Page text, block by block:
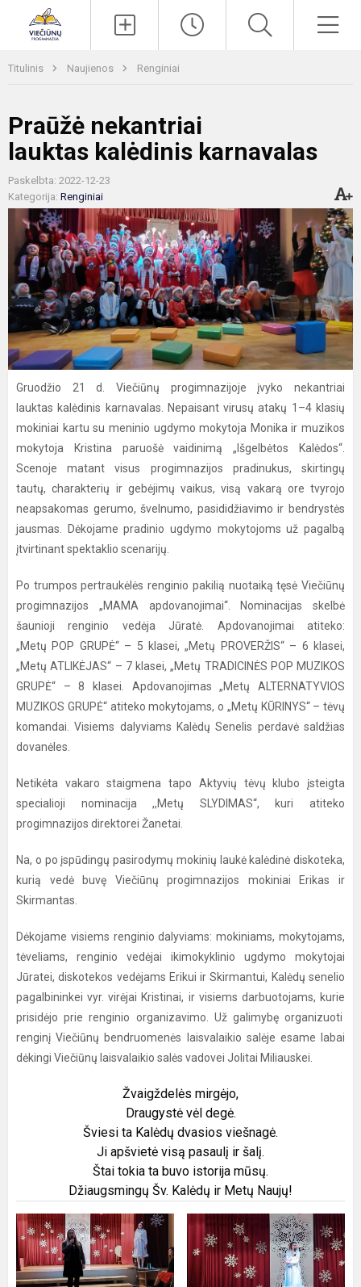
Titulinis Naujienos Renginiai
Praūžė nekantriai
lauktas kalėdinis karnavalas
Paskelbta: 2022-12-23
Kategorija: Renginiai
Gruodžio 21 d. Viečiūnų progimnazijoje įvyko nekantriai
lauktas kalėdinis karnavalas. Nepaisant virusų atakų 1–4 klasių
mokiniai kartu su meninio ugdymo mokytoja Monika ir muzikos
mokytoja Kristina paruošė vaidinimą „Išgelbėtos Kalėdos“.
Scenoje matant visus progimnazijos pradinukus, skirtingų
tautų, charakterių ir gebėjimų vaikus, visą vakarą ore tvyrojo
neapsakomas gerumo, švelnumo, pasididžiavimo ir bendrystės
jausmas. Dėkojame pradinio ugdymo mokytojoms už pagalbą
įtvirtinant spektaklio scenarijų.
Po trumpos pertraukėlės renginio pakilią nuotaiką tęsė Viečiūnų
progimnazijos „MAMA apdovanojimai“. Nominacijas skelbė
šaunioji renginio vedėja Jūratė. Apdovanojimai atiteko:
„Metų POP GRUPĖ“ – 5 klasei, „Metų PROVERŽIS“ – 6 klasei,
„Metų ATLIKĖJAS“ – 7 klasei, „Metų TRADICINĖS POP MUZIKOS
GRUPĖ“ – 8 klasei. Apdovanojimas „Metų ALTERNATYVIOS
MUZIKOS GRUPĖ“ atiteko mokytojams, o „Metų KŪRINYS“ – tėvų
komandai. Visiems dalyviams Kalėdų Senelis perdavė saldžias
dovanėles.
Netikėta vakaro staigmena tapo Aktyvių tėvų klubo įsteigta
specialioji nominacija ,,Metų SLYDIMAS“, kuri atiteko
progimnazijos direktorei Žanetai.
Na, o po įspūdingų pasirodymų mokinių laukė kalėdinė diskoteka,
kurią vedė buvę Viečiūnų progimnazijos mokiniai Erikas ir
Skirmantas.
Dėkojame visiems renginio dalyviams: mokiniams, mokytojams,
tėveliams, renginio vedėjai ikimokyklinio ugdymo mokytojai
Jūratei, diskotekos vedėjams Erikui ir Skirmantui, Kalėdų senelio
pagalbininkei vyr. virėjai Kristinai, ir visiems darbuotojams, kurie
prisidėjo prie renginio organizavimo. Už galimybę organizuoti
renginį Viečiūnų bendruomenės laisvalaikio salėje esame labai
dėkingi Viečiūnų laisvalaikio salės vadovei Jolitai Miliauskei.
Žvaigždelės mirgėjo,
Draugystė vėl degė.
Šviesi ta Kalėdų dvasios viešnagė.
Ji apšvietė visą pasaulį ir šalį.
Štai tokia ta buvo istorija mūsų.
Džiaugsmingų Šv. Kalėdų ir Metų Naujų!